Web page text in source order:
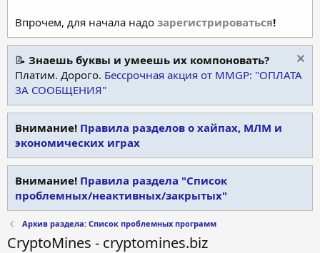
Впрочем, для начала надо зарегистрироваться!
📝 Знаешь буквы и умеешь их компоновать?
Платим. Дорого. Бессрочная акция от MMGP: "ОПЛАТА
ЗА СООБЩЕНИЯ"
Внимание! Правила разделов о хайпах, МЛМ и
экономических играх
Внимание! Правила раздела "Список
проблемных/неактивных/закрытых"
Архив раздела: Список проблемных программ
CryptoMines - cryptomines.biz